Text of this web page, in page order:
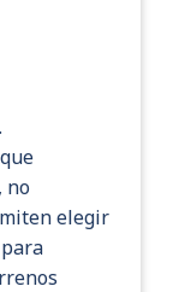
no
elegir